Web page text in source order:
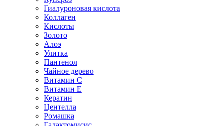
Гиалуроновая кислота
Коллаген
Кислоты
Золото
Алоэ
Улитка
Пантенол
Чайное дерево
Витамин C
Витамин Е
Кератин
Центелла
Ромашка